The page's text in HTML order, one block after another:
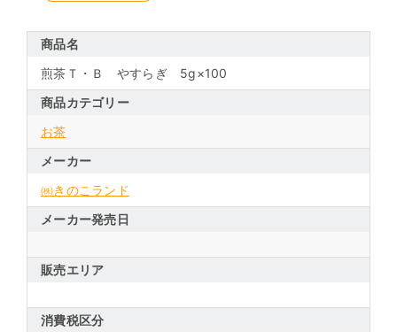
商品名
煎茶Ｔ・Ｂ やすらぎ 5g×100
商品カテゴリー
お茶
メーカー
㈱きのこランド
メーカー発売日
販売エリア
消費税区分